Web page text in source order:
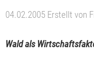
04.02.2005 Erstellt von
Wald als